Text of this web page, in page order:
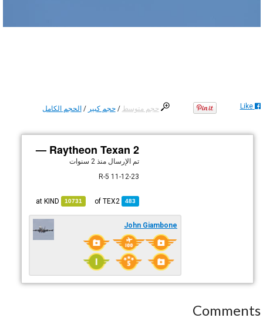
حجم متوسط /حجم كبير /الحجم الكامل Like
Raytheon Texan 2 —
تم الإرسال منذ 2 سنوات
11-12-23 5-R
483
TEX2
10731
KIND
John Giambone
Comments